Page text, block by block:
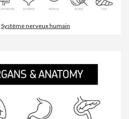
Système nerveux humain